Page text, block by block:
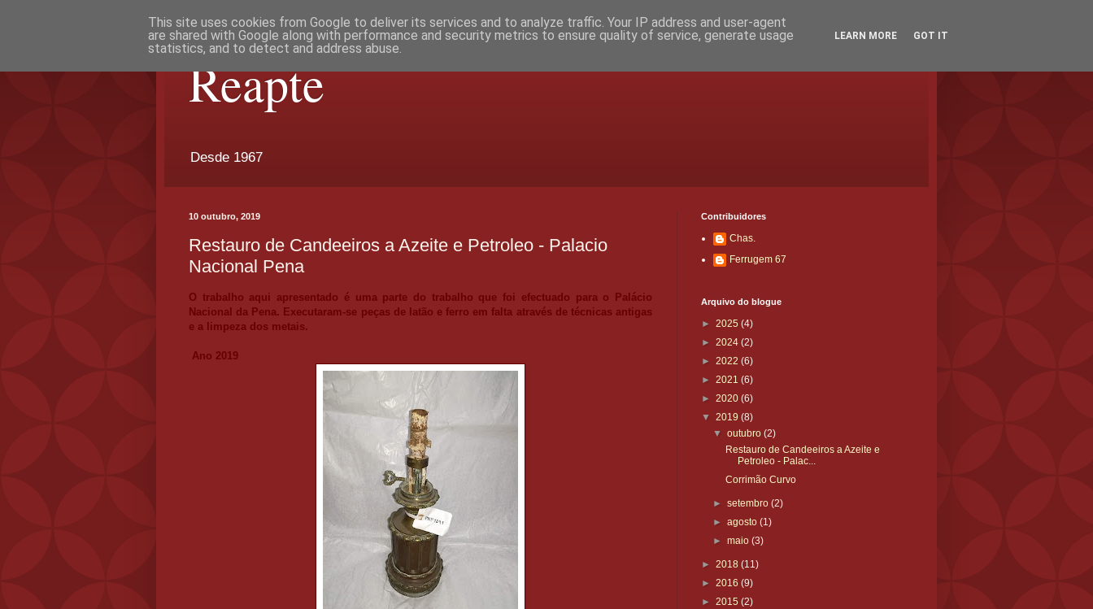
Reapte
Desde 1967
10 outubro, 2019
Restauro de Candeeiros a Azeite e Petroleo - Palacio
Nacional Pena
O trabalho aqui apresentado é uma parte do trabalho que foi efectuado para o Palácio
Nacional da Pena. Executaram-se peças de latão e ferro em falta através de técnicas antigas
e a limpeza dos metais.
Ano 2019
Contribuidores
Chas.
Ferrugem 67
Arquivo do blogue
► 2025 (4)
► 2024 (2)
► 2022 (6)
► 2021 (6)
► 2020 (6)
▼ 2019 (8)
▼outubro(2)
Restauro de Candeeiros a Azeite e
Petroleo - Palac...
Corrimão Curvo
►setembro(2)
►agosto(1)
►maio(3)
► 2018 (11)
► 2016 (9)
► 2015 (2)
This site uses cookies from Google to deliver its services and to analyze traffic. Your IP address and user-agent
are shared with Google along with performance and security metrics to ensure quality of service, generate usage
statistics, and to detect and address abuse.
LEARN MORE GOT IT